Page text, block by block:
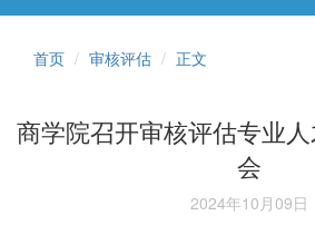
首页 审核评估 正文
商学院召开审核评估专业
会
2024年10月09日